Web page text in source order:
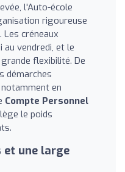
l'Auto-école
rigoureuse
créneaux
au vendredi, et le
flexibilité. De
démarches
en
Compte Personnel
le poids
une large